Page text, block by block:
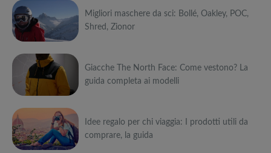
interessarti anche
Attrezzi
metà prezzo
Black Friday:
Tapis roulant,
cyclette,
Migliori smart
TV in offerta
Black Friday:
PERDERE
Offerte robot
aspirapolvere
perdere nella
Black Friday
Tavola SUP
prezzo: i
migliori Stand
interessarti anche
Attrezzi
metà prezzo
Black Friday:
Tapis roulant,
cyclette,
Migliori smart
TV in offerta
Black Friday:
Migliori maschere da sci: Bollé, Oakley, POC,
Shred, Zionor
interessarti anche
Attrezzi
Giacche The North Face: Come vestono? La
guida completa ai modelli
Idee regalo per chi viaggia: I prodotti utili da
comprare, la guida